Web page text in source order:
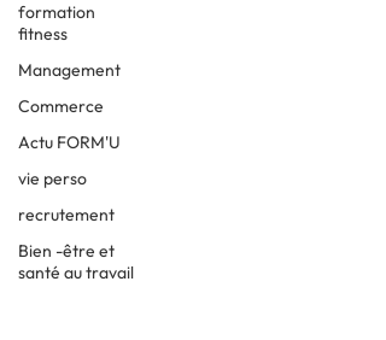
formation
fitness
Management
Commerce
Actu FORM'U
vie perso
recrutement
Bien -être et
santé au travail